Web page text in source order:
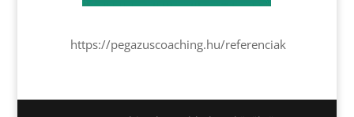
https://pegazuscoaching.hu/referenciak